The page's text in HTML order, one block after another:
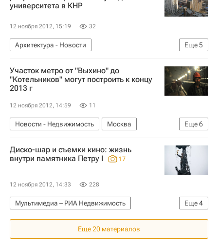
университета в КНР
12 ноября 2012, 15:19 32
Еще5
Архитектура - Новости
Новости - Недвижимость
Китай
Вузы
Проектирование
Mecanoo
Участок метро от "Выхино" до
"Котельников" могут построить к концу
2013 г
12 ноября 2012, 14:59 11
Еще6
Новости - Недвижимость
Москва
Строительство метро в Москве
Метро
Андрей Бочкарев
Строительство
Диско-шар и съемки кино: жизнь
внутри памятника Петру I
17
12 ноября 2012, 14:33 228
Еще4
Мультимедиа – РИА Недвижимость
Мультимедиа
Москва
Памятники
Еще 20 материалов